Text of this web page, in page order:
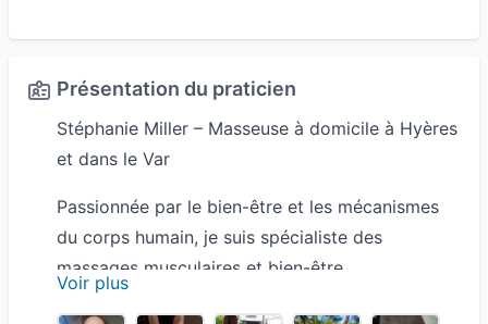
Présentation du praticien
Stéphanie Miller – Masseuse à domicile à Hyères
et dans le Var
Passionnée par le bien-être et les mécanismes
du corps humain, je suis spécialiste des
massages musculaires et bien-être.
J’accompagne les sportifs et les personnes
Voir plus